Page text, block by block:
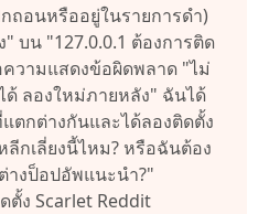
ถอนหรืออยู่ในรายการดำ)
บน "127.0.0.1 ต้องการติด
วามแสดงข้อผิดพลาด "ไม่
ด้ ลองใหม่ภายหลัง" ฉันได้
ตกต่างกันและได้ลองติดตั้ง
กเลี่ยงนี้ไหม? หรือฉันต้อง
างป็อปอัพแนะนำ?"
ตั้ง Scarlet Reddit